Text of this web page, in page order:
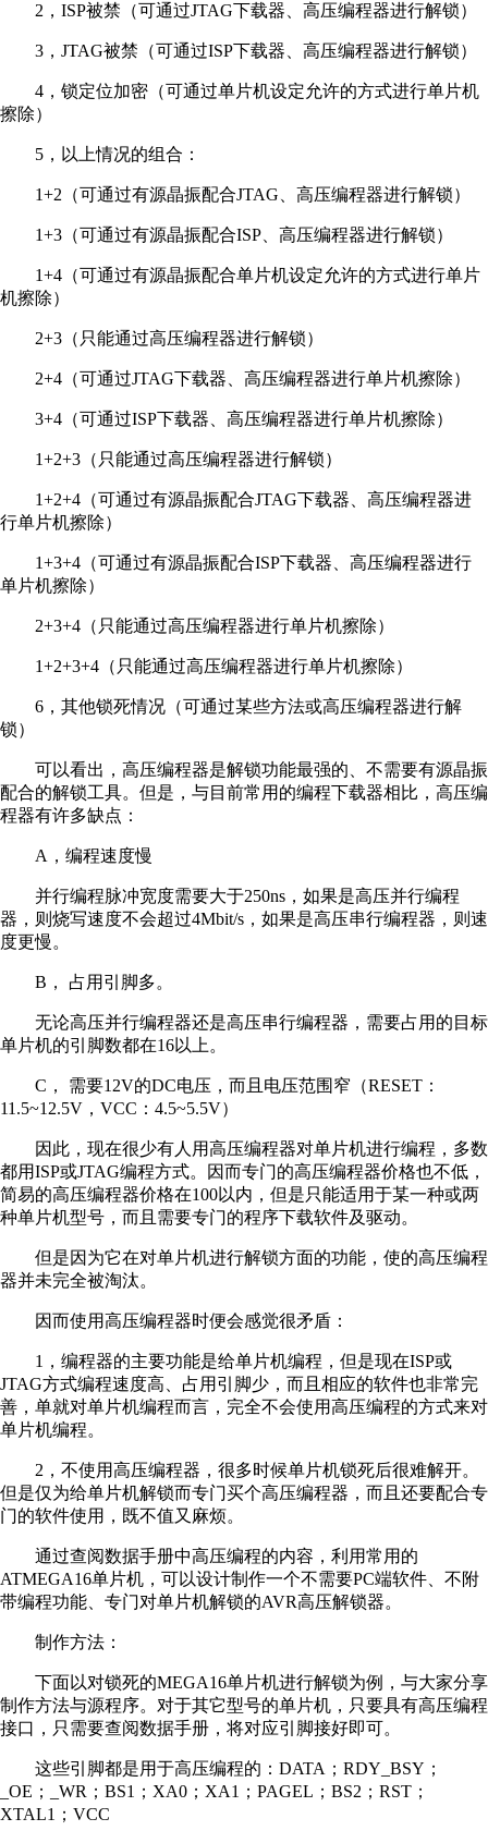
2，ISP被禁（可通过JTAG下载器、高压编程器进行解锁）
3，JTAG被禁（可通过ISP下载器、高压编程器进行解锁）
4，锁定位加密（可通过单片机设定允许的方式进行单片机
擦除）
5，以上情况的组合：
1+2（可通过有源晶振配合JTAG、高压编程器进行解锁）
1+3（可通过有源晶振配合ISP、高压编程器进行解锁）
1+4（可通过有源晶振配合单片机设定允许的方式进行单片
机擦除）
2+3（只能通过高压编程器进行解锁）
2+4（可通过JTAG下载器、高压编程器进行单片机擦除）
3+4（可通过ISP下载器、高压编程器进行单片机擦除）
1+2+3（只能通过高压编程器进行解锁）
1+2+4（可通过有源晶振配合JTAG下载器、高压编程器进
行单片机擦除）
1+3+4（可通过有源晶振配合ISP下载器、高压编程器进行
单片机擦除）
2+3+4（只能通过高压编程器进行单片机擦除）
1+2+3+4（只能通过高压编程器进行单片机擦除）
6，其他锁死情况（可通过某些方法或高压编程器进行解
锁）
可以看出，高压编程器是解锁功能最强的、不需要有源晶振
配合的解锁工具。但是，与目前常用的编程下载器相比，高压编
程器有许多缺点：
A，编程速度慢
并行编程脉冲宽度需要大于250ns，如果是高压并行编程
器，则烧写速度不会超过4Mbit/s，如果是高压串行编程器，则速
度更慢。
B， 占用引脚多。
无论高压并行编程器还是高压串行编程器，需要占用的目标
单片机的引脚数都在16以上。
C， 需要12V的DC电压，而且电压范围窄（RESET：
11.5~12.5V，VCC：4.5~5.5V）
因此，现在很少有人用高压编程器对单片机进行编程，多数
都用ISP或JTAG编程方式。因而专门的高压编程器价格也不低，
简易的高压编程器价格在100以内，但是只能适用于某一种或两
种单片机型号，而且需要专门的程序下载软件及驱动。
但是因为它在对单片机进行解锁方面的功能，使的高压编程
器并未完全被淘汰。
因而使用高压编程器时便会感觉很矛盾：
1，编程器的主要功能是给单片机编程，但是现在ISP或
JTAG方式编程速度高、占用引脚少，而且相应的软件也非常完
善，单就对单片机编程而言，完全不会使用高压编程的方式来对
单片机编程。
2，不使用高压编程器，很多时候单片机锁死后很难解开。
但是仅为给单片机解锁而专门买个高压编程器，而且还要配合专
门的软件使用，既不值又麻烦。
通过查阅数据手册中高压编程的内容，利用常用的
ATMEGA16单片机，可以设计制作一个不需要PC端软件、不附
带编程功能、专门对单片机解锁的AVR高压解锁器。
制作方法：
下面以对锁死的MEGA16单片机进行解锁为例，与大家分享
制作方法与源程序。对于其它型号的单片机，只要具有高压编程
接口，只需要查阅数据手册，将对应引脚接好即可。
这些引脚都是用于高压编程的：DATA；RDY_BSY；
_OE；_WR；BS1；XA0；XA1；PAGEL；BS2；RST；
XTAL1；VCC